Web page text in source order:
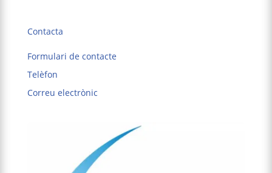
Contacta
Formulari de contacte
Telèfon
Correu electrònic